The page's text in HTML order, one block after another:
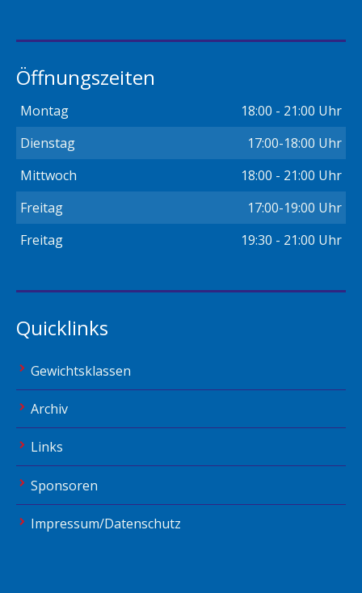
Öffnungszeiten
Montag
18:00 - 21:00 Uhr
Dienstag
17:00-18:00 Uhr
Mittwoch
18:00 - 21:00 Uhr
Freitag
17:00-19:00 Uhr
Freitag
19:30 - 21:00 Uhr
Quicklinks
Gewichtsklassen
Archiv
Links
Sponsoren
Impressum/Datenschutz